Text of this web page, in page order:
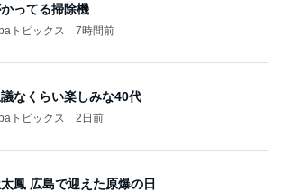
ってる掃除機
トピックス 7時間前
なくらい楽しみな40代
トピックス 2日前
鳳 広島で迎えた原爆の日